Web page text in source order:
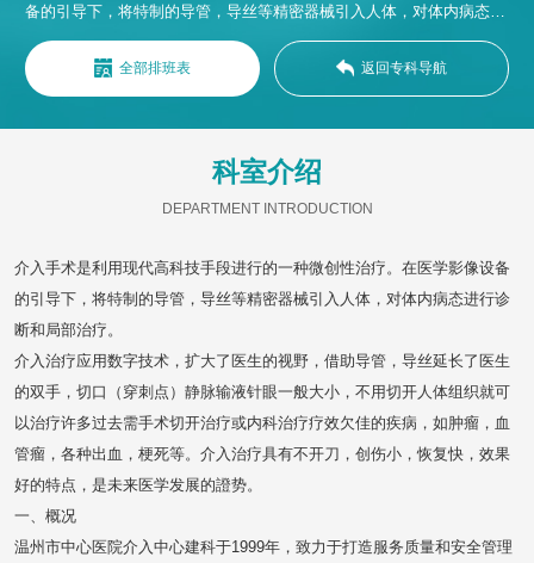
备的引导下，将特制的导管，导丝等精密器械引入人体，对体内病态进
行诊断和局部治疗。介入治疗应用数字技术，扩大了医生的视野，借助
导管，导丝延长了医生的双手，切口（穿刺点）静脉输液针眼一般大
小，不用切开人体组织就可以治疗许多过去需手术切开治疗或内科治疗
疗效欠佳的疾病，如肿瘤，血管瘤，各种出血，梗死等。介入治疗具有
不开刀，创伤小，恢复快，效果好的特点，是未来医学发展的證势。
一、概况温州市中心医院介入中心建科于1999年，致力于打造服务质量
和安全管理的介入诊疗平台，联合神经外科、心内科、血管外科、消化
级胸痛中心提供平台保障，着力打造浙南地区领先地位的介入诊疗中
心。科室拥有副高职称2名，中级职称4名。拥有护士10名，技师6名。
拥有DSA设备5台，具备多院区多导管室、复合手术室配置优势。介入
中心坚持医教协同深化人才培养改革模式，构建合理梯队，近年来获国
家级创新创业课题1项，省自然课题1项，省课题 3项，市课题多项；院
品牌青年基金2项：近年来发表SCI论文5篇，核心期刊及省级论文6
篇，专利4项（专利转化1项）。二、开展诊疗技术（一）心血管诊疗技
术1.急诊冠状动脉成形术；2.冠状动脉球成形及支架植入术；3.复杂冠
状动病变成形术；4.冠状动脉斑块旋磨术；5.各种心律失常射频消融
术；6.左心耳封堵木；7.ICD/ 永久起搏器植入术；8.血管内超声检查；
全部排班表 返回专科导航
科室介绍
DEPARTMENT INTRODUCTION
介入手术是利用现代高科技手段进行的一种微创性治疗。在医学影像设备
的引导下，将特制的导管，导丝等精密器械引入人体，对体内病态进行诊
断和局部治疗。
介入治疗应用数字技术，扩大了医生的视野，借助导管，导丝延长了医生
的双手，切口（穿刺点）静脉输液针眼一般大小，不用切开人体组织就可
以治疗许多过去需手术切开治疗或内科治疗疗效欠佳的疾病，如肿瘤，血
管瘤，各种出血，梗死等。介入治疗具有不开刀，创伤小，恢复快，效果
好的特点，是未来医学发展的證势。
一、概况
温州市中心医院介入中心建科于1999年，致力于打造服务质量和安全管理